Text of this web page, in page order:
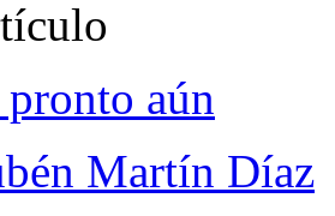
pronto aún
Martín Díaz